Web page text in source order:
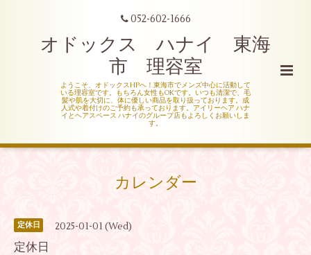
052-602-1666
オドックス ハナイ 東海
市 理容室
ようこそ、オドックスHPへ！東海市でメンズ中心に活動して
いる理容室です。もちろん女性もOKです。いつも清潔で、毛
髪や肌を大切に、体に優しい商品を取り扱っております。成
人式や着付けのご予約も承っております。アイリーヘア ハナ
イとヘアスペース ハナイのグループ店もよろしくお願いしま
す。
カレンダー
定休日 2025-01-01 (Wed)
定休日